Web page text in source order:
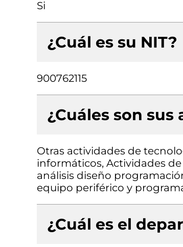
Si
¿Cuál es su NIT?
900762115
¿Cuáles son
Otras actividades de
informáticos, Actividades
análisis diseño
equipo periférico y
¿Cuál es el